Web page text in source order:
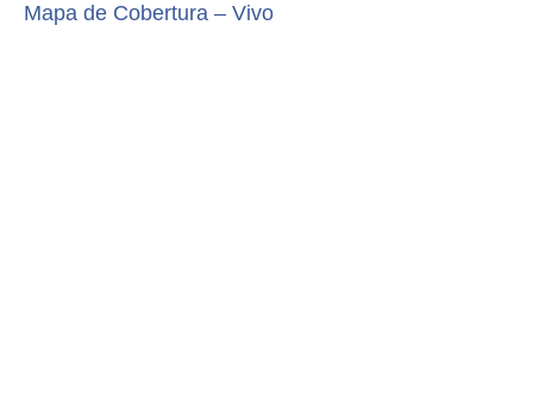
Mapa de Cobertura – Vivo